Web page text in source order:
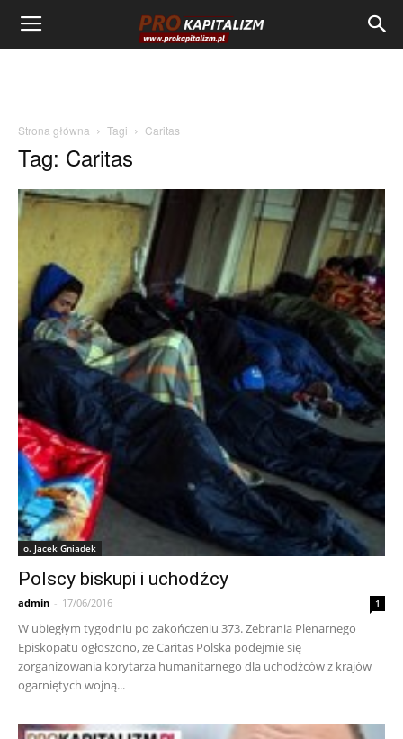
Strona główna Tagi Caritas
Tag: Caritas
o. Jacek Gniadek
Polscy biskupi i uchodźcy
admin - 17/06/2016 1
W ubiegłym tygodniu po zakończeniu 373. Zebrania Plenarnego
Episkopatu ogłoszono, że Caritas Polska podejmie się
zorganizowania korytarza humanitarnego dla uchodźców z krajów
ogarniętych wojną...